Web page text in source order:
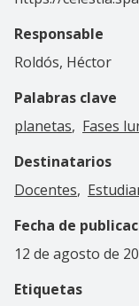
Responsable
Roldós, Héctor
Palabras clave
planetas
Fases
Destinatarios
Docentes
Fecha de
12 de agosto de
Etiquetas